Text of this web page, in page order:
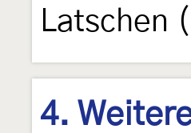
Latschen (
4.